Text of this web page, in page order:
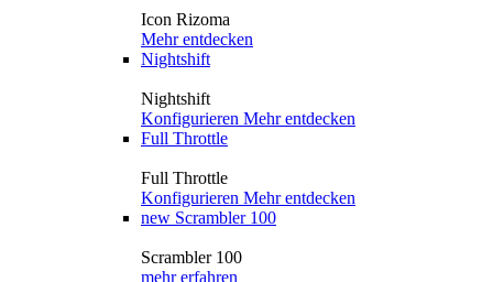
Icon Rizoma
Mehr entdecken
Nightshift
Nightshift
Konfigurieren Mehr entdecken
Full Throttle
Full Throttle
Konfigurieren Mehr entdecken
new Scrambler 100
Scrambler 100
mehr erfahren